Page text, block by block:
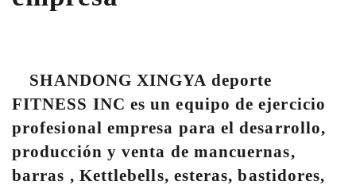
SHANDONG XINGYA deporte
FITNESS INC es un equipo de ejercicio
profesional empresa para el desarrollo,
producción y venta de mancuernas,
barras , Kettlebells, esteras, bastidores,